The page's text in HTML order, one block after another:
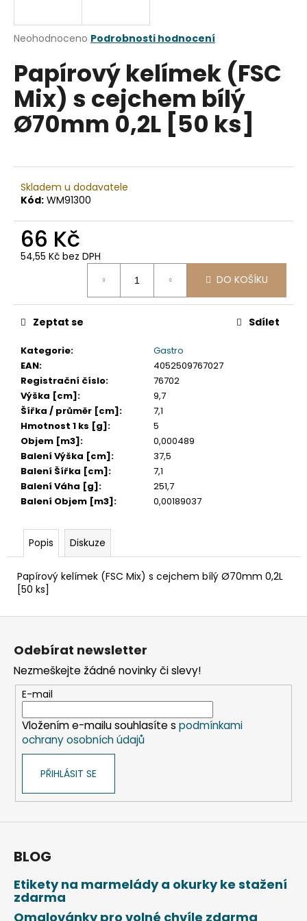
Průměrné
produktu
je
0,0
5
hvězdiček.
Neohodnoceno Podrobnosti hodnocení
Papírový kelímek (FSC
Mix) s cejchem bílý
Ø70mm 0,2L [50 ks]
Skladem u dodavatele
Kód: WM91300
66 Kč
54,55 Kč bez DPH
DO KOŠÍKU
Kategorie:
Gastro
EAN:
4052509767027
Registrační číslo:
76702
Výška [cm]:
9,7
Šířka / průměr [cm]:
7,1
Hmotnost 1 ks [g]:
5
Objem [m3]:
0,000489
Balení Výška [cm]:
37,5
Balení Šířka [cm]:
7,1
Balení Váha [g]:
251,7
Balení Objem [m3]: 0,00189037
Zeptat se Sdílet
Popis Diskuze
Papírový kelímek (FSC Mix) s cejchem bílý Ø70mm 0,2L
[50 ks]
j
t
?
D
o
p
o
č
u
e
m
e
DAHLE
LAMINÁTOR
70103,
A3,
VÁLCE
Původně:
667
Kč
Z
Odebírat newsletter
Nezmeškejte žádné novinky či slevy!
E-mail
Vložením e-mailu souhlasíte s podmínkami
ochrany osobních údajů
PŘIHLÁSIT SE
BLOG
Etikety na marmelády a okurky ke stažení
zdarma
Omalovánky pro volné chvíle zdarma